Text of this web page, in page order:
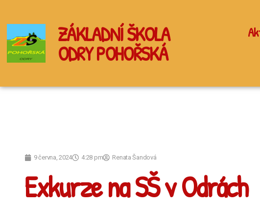
ZÁKLADNÍ ŠKOLA
ODRY POHOŘSKÁ
9 června, 2024 4:28 pm Renata Šandová
Exkurze na SŠ v Odrách